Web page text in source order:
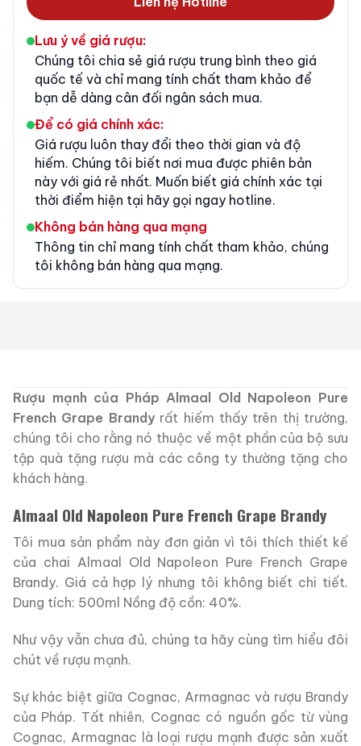
Lưu ý về giá rượu:
Chúng tôi chia sẻ giá rượu trung bình theo giá
quốc tế và chỉ mang tính chất tham khảo để
bạn dễ dàng cân đối ngân sách mua.
Để có giá chính xác:
Giá rượu luôn thay đổi theo thời gian và độ
hiếm. Chúng tôi biết nơi mua được phiên bản
này với giá rẻ nhất. Muốn biết giá chính xác tại
thời điểm hiện tại hãy gọi ngay hotline.
Không bán hàng qua mạng
Thông tin chỉ mang tính chất tham khảo, chúng
tôi không bán hàng qua mạng.
Rượu mạnh của Pháp Almaal Old Napoleon Pure
French Grape Brandyrất hiếm thấy trên thị trường,
chúng tôi cho rằng nó thuộc về một phần của bộ sưu
tập quà tặng rượu mà các công ty thường tặng cho
khách hàng.
Almaal Old Napoleon Pure French Grape Brandy
Tôi mua sản phẩm này đơn giản vì tôi thích thiết kế
của chai Almaal Old Napoleon Pure French Grape
Brandy. Giá cả hợp lý nhưng tôi không biết chi tiết.
Dung tích: 500ml Nồng độ cồn: 40%.
Như vậy vẫn chưa đủ, chúng ta hãy cùng tìm hiểu đôi
chút về rượu mạnh.
Sự khác biệt giữa Cognac, Armagnac và rượu Brandy
của Pháp. Tất nhiên, Cognac có nguồn gốc từ vùng
Cognac, Armagnac là loại rượu mạnh được sản xuất